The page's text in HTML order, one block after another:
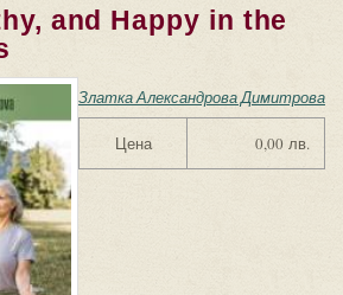
and Happy in the
Златка Александрова Димитрова
Цена 0,00 лв.